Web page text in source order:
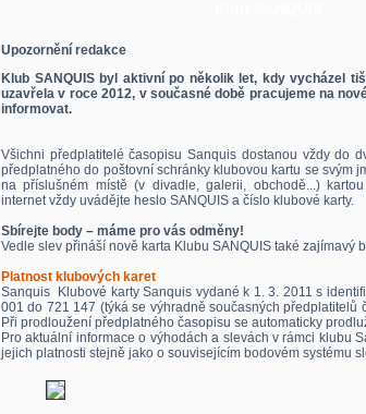
Upozornění redakce
Klub SANQUIS byl aktivní po několik let, kdy vycházel
uzavřela v roce 2012, v současné době pracujeme na
informovat.
Všichni předplatitelé časopisu Sanquis dostanou vždy do
předplatného do poštovní schránky klubovou kartu se svým
na příslušném místě (v divadle, galerii, obchodě...)
internet vždy uvádějte heslo SANQUIS a číslo klubové karty.
Sbírejte body – máme pro vás odměny!
Vedle slev přináší nově karta Klubu SANQUIS také zajímavý
Platnost klubových karet
Sanquis Klubové karty Sanquis vydané k 1. 3. 2011 s
001 do 721 147 (týká se výhradně současných předplatitelů
Při prodloužení předplatného časopisu se automaticky
Pro aktuální informace o výhodách a slevách v rámci klubu
jejich platnosti stejně jako o souvisejícím bodovém systému